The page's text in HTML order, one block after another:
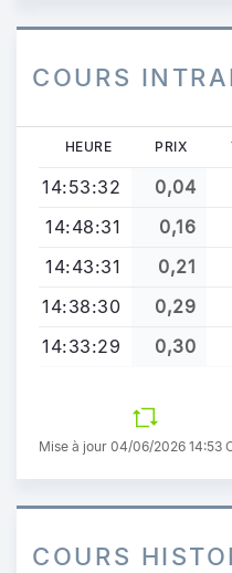
COURS
HEURE PRIX
14:53:32 0,04
14:48:31
0,16
14:43:31
0,21
14:38:30
0,29
14:33:29
0,30
Mise à jour 04/06/2026 14:53
COURS